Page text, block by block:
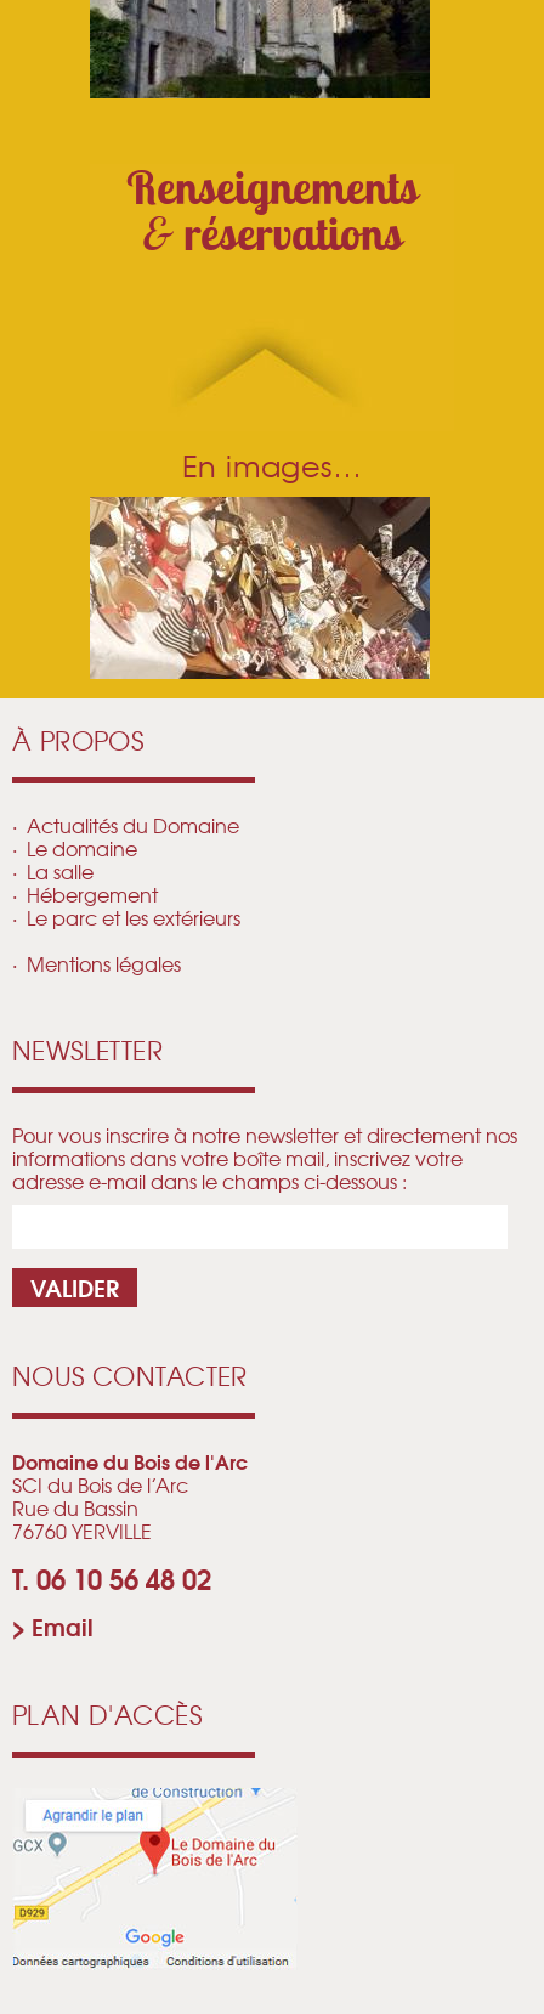
Renseignements
&réservations
En images…
À PROPOS
Actualités du Domaine
Le domaine
La salle
Hébergement
Le parc et les extérieurs
Mentions légales
NEWSLETTER
Pour vous inscrire à notre newsletter et directement nos
informations dans votre boîte mail, inscrivez votre
adresse e-mail dans le champs ci-dessous :
NOUS CONTACTER
Domaine du Bois de l'Arc
SCI du Bois de l’Arc
Rue du Bassin
76760 YERVILLE
T. 06 10 56 48 02
> Email
PLAN D'ACCÈS